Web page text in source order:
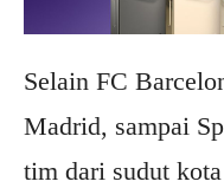
Selain FC
Madrid, sampai
tim dari sudut